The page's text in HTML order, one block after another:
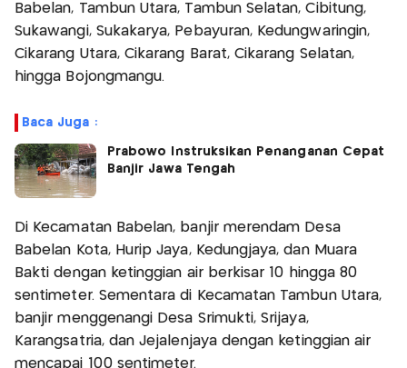
Babelan, Tambun Utara, Tambun Selatan, Cibitung,
Sukawangi, Sukakarya, Pebayuran, Kedungwaringin,
Cikarang Utara, Cikarang Barat, Cikarang Selatan,
hingga Bojongmangu.
Baca Juga :
Prabowo Instruksikan Penanganan Cepat
Banjir Jawa Tengah
Di Kecamatan Babelan, banjir merendam Desa
Babelan Kota, Hurip Jaya, Kedungjaya, dan Muara
Bakti dengan ketinggian air berkisar 10 hingga 80
sentimeter. Sementara di Kecamatan Tambun Utara,
banjir menggenangi Desa Srimukti, Srijaya,
Karangsatria, dan Jejalenjaya dengan ketinggian air
mencapai 100 sentimeter.